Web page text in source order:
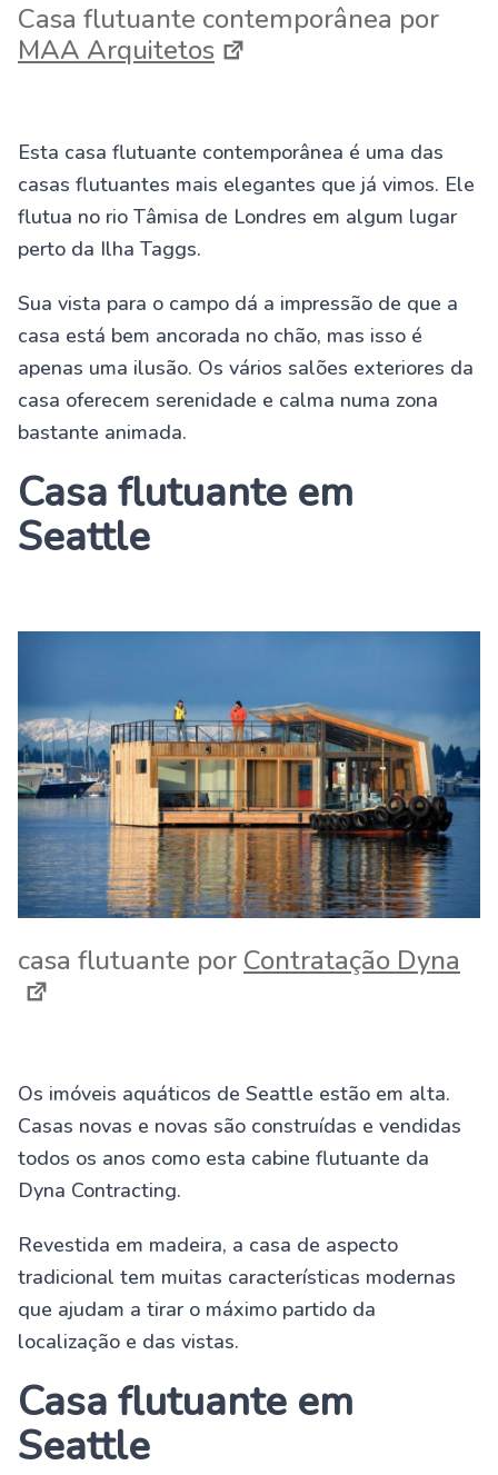
Casa flutuante contemporânea por
MAA Arquitetos
Esta casa flutuante contemporânea é uma das
casas flutuantes mais elegantes que já vimos. Ele
flutua no rio Tâmisa de Londres em algum lugar
perto da Ilha Taggs.
Sua vista para o campo dá a impressão de que a
casa está bem ancorada no chão, mas isso é
apenas uma ilusão. Os vários salões exteriores da
casa oferecem serenidade e calma numa zona
bastante animada.
Casa flutuante em
Seattle
casa flutuante por Contratação Dyna
Os imóveis aquáticos de Seattle estão em alta.
Casas novas e novas são construídas e vendidas
todos os anos como esta cabine flutuante da
Dyna Contracting.
Revestida em madeira, a casa de aspecto
tradicional tem muitas características modernas
que ajudam a tirar o máximo partido da
localização e das vistas.
Casa flutuante em
Seattle